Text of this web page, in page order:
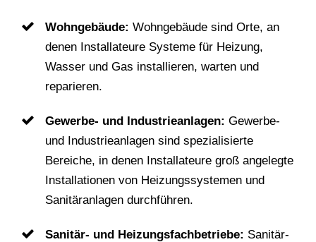
Wohngebäude: Wohngebäude sind Orte, an
denen Installateure Systeme für Heizung,
Wasser und Gas installieren, warten und
reparieren.
Gewerbe- und Industrieanlagen: Gewerbe-
und Industrieanlagen sind spezialisierte
Bereiche, in denen Installateure groß angelegte
Installationen von Heizungssystemen und
Sanitäranlagen durchführen.
Sanitär- und Heizungsfachbetriebe: Sanitär-